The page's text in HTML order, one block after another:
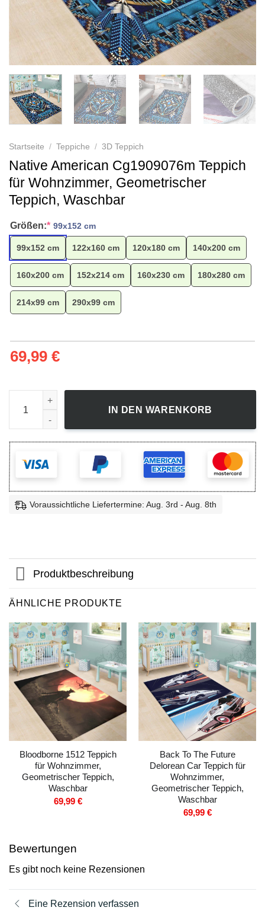
Startseite / Teppiche / 3D Teppich
Native American Cg1909076m Teppich
für Wohnzimmer, Geometrischer
Teppich, Waschbar
Größen:* 99x152 cm
99x152 cm 122x160 cm 120x180 cm 140x200 cm
160x200 cm 152x214 cm 160x230 cm 180x280 cm
214x99 cm 290x99 cm
69,99 €
Native American Cg1909076m Teppich für Wohnzimmer,
IN DEN WARENKORB
Voraussichtliche Liefertermine: Aug. 3rd - Aug. 8th
Produktbeschreibung
ÄHNLICHE PRODUKTE
Bloodborne 1512 Teppich
für Wohnzimmer,
Geometrischer Teppich,
Waschbar
69,99 €
Back To The Future
Delorean Car Teppich für
Wohnzimmer,
Geometrischer Teppich,
Waschbar
69,99 €
Bewertungen
Es gibt noch keine Rezensionen
Eine Rezension verfassen